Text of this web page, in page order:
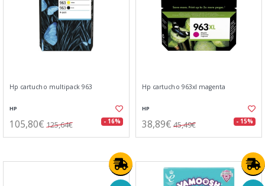
Hp cartucho multipack 963
HP
105,80€ 125,64€ - 16%
Hp cartucho 963xl magenta
HP
38,89€ 45,49€ - 15%